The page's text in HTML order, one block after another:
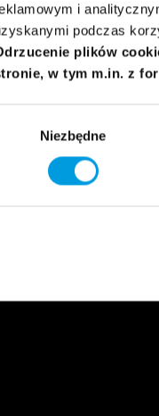
i
podczas
plików
w tym m.in. z
Niezbędne